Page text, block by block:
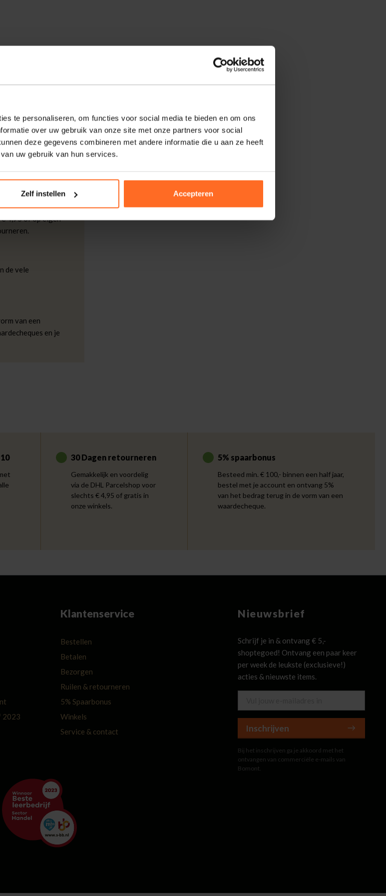
te personaliseren, om functies voor social media te bieden en om ons
over uw gebruik van onze site met onze partners voor social
deze gegevens combineren met andere informatie die u aan ze heeft
uw gebruik van hun services.
Zelf instellen Accepteren
een polokraag met
en oogt verzorgd.
maken
DHL.
4,95 of op eigen
de vele
van een
en je
30 Dagen retourneren
Gemakkelijk en voordelig
via de DHL Parcelshop voor
slechts € 4,95 of gratis in
onze winkels.
5% spaarbonus
Besteed min. € 100,- binnen een half jaar,
bestel met je account en ontvang 5%
van het bedrag terug in de vorm van een
waardecheque.
2023
Klantenservice
Bestellen
Betalen
Bezorgen
Ruilen & retourneren
5% Spaarbonus
Winkels
Service & contact
Nieuwsbrief
Schrijf je in & ontvang € 5,-
shoptegoed! Ontvang een paar keer
per week de leukste (exclusieve!)
acties & nieuwste items.
Inschrijven
Bij het inschrijven ga je akkoord met het
ontvangen van commerciële e-mails van
Bomont.